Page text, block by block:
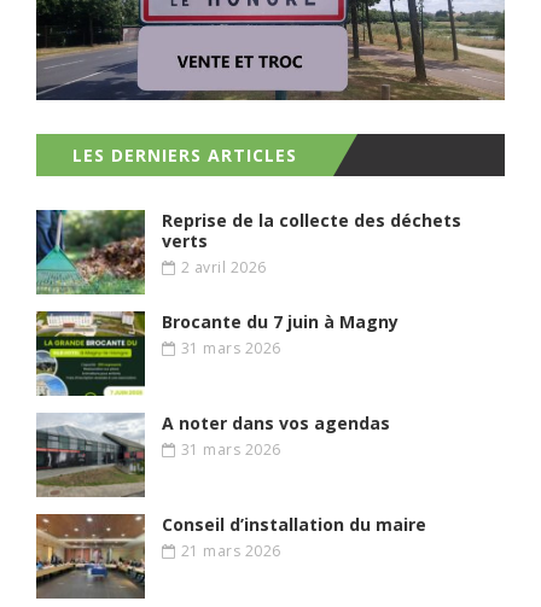
LES DERNIERS ARTICLES
Reprise de la collecte des déchets
verts
2 avril 2026
Brocante du 7 juin à Magny
31 mars 2026
A noter dans vos agendas
31 mars 2026
Conseil d’installation du maire
21 mars 2026